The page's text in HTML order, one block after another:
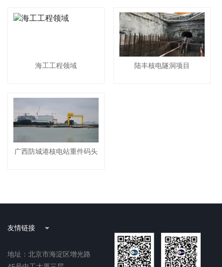
海工工程领域 陆丰核电隧洞项目
广西防城港核电站重件码头
友情链接
地址：北京市海淀区增光路